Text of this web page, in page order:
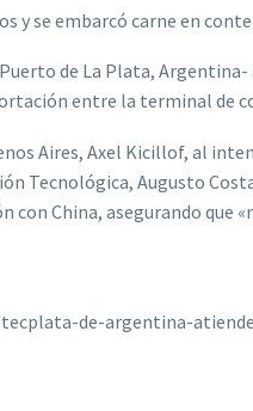
y se embarcó carne en
de La Plata, Argentina-
entre la terminal de
Aires, Axel Kicillof, al
Tecnológica, Augusto
China, asegurando que
de-argentina-